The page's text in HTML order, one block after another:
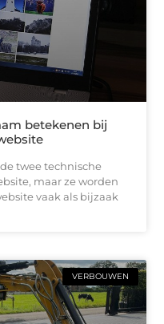
betekenen bij
twee technische
maar ze worden
vaak als bijzaak
VERBOUWEN